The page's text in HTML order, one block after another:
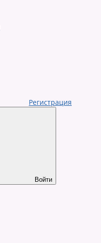
Регистрация
Войти